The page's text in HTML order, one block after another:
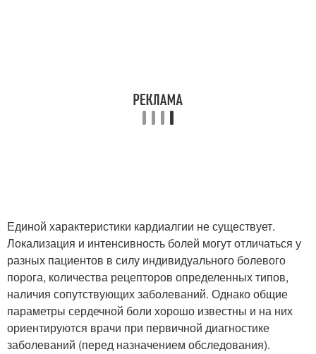
Единой характеристики кардиалгии не существует.
Локализация и интенсивность болей могут отличаться у
разных пациентов в силу индивидуального болевого
порога, количества рецепторов определенных типов,
наличия сопутствующих заболеваний. Однако общие
параметры сердечной боли хорошо известны и на них
ориентируются врачи при первичной диагностике
заболеваний (перед назначением обследования).